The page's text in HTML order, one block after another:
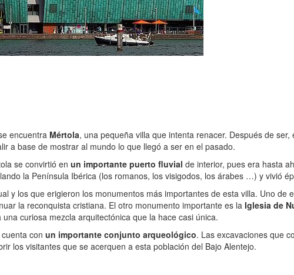
encuentra Mértola, una pequeña villa que intenta renacer. Después de
a base de mostrar al mundo lo que llegó a ser en el pasado.
se convirtió en un importante puerto fluvial de interior, pues era hasta
la Península Ibérica (los romanos, los visigodos, los árabes …) y vivió
y los que erigieron los monumentos más importantes de esta villa. Uno de
la reconquista cristiana. El otro monumento importante es la Iglesia de
curiosa mezcla arquitectónica que la hace casi única.
con un importante conjunto arqueológico. Las excavaciones que
los visitantes que se acerquen a esta población del Bajo Alentejo.